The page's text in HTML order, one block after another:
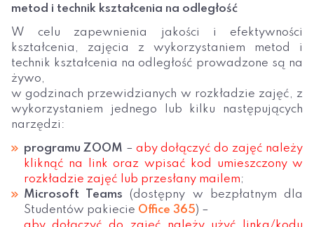
metod i technik kształcenia na odległość
W celu zapewnienia jakości i efektywności
kształcenia, zajęcia z wykorzystaniem metod i
technik kształcenia na odległość prowadzone są na
żywo,
w godzinach przewidzianych w rozkładzie zajęć, z
wykorzystaniem jednego lub kilku następujących
narzędzi:
programu ZOOM – aby dołączyć do zajęć należy
kliknąć na link oraz wpisać kod umieszczony w
rozkładzie zajęć lub przesłany mailem;
Microsoft Teams (dostępny w bezpłatnym dla
Studentów pakiecie Office 365) –